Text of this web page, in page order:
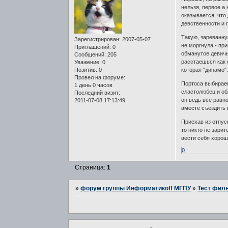
Зарегистрирован: 2007-05-07
Приглашений: 0
Сообщений: 205
Уважение: 0
Позитив: 0
Провел на форуме:
1 день 0 часов
Последний визит:
2011-07-08 17:13:49
нельзя, первое а
оказывается,
девственности
Такую,
не моргнула -
обманутое
расстаешься как
которая "динамо".
Портоса
сластолюбец и
он ведь все
вместе съездить
Приехав из
то никто не
вести себя
0
Страница: 1
» форум группы Информатикоff МГПУ » Тест